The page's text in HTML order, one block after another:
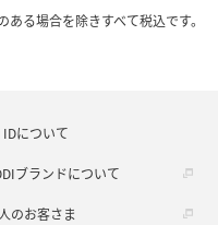
る場合を除きすべて税込です。
について
ブランドについて
のお客さま